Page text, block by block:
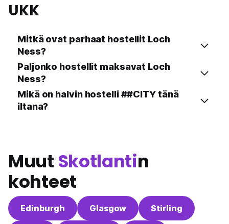
UKK
Mitkä ovat parhaat hostellit Loch
Ness?
Paljonko hostellit maksavat Loch
Ness?
Mikä on halvin hostelli ##CITY tänä
iltana?
Muut Skotlantin
kohteet
Edinburgh Glasgow Stirling